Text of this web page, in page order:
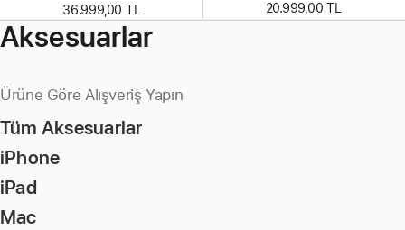
36.999,00 TL 20.999,00 TL
Aksesuarlar
Ürüne Göre Alışveriş Yapın
Tüm Aksesuarlar
iPhone
iPad
Mac